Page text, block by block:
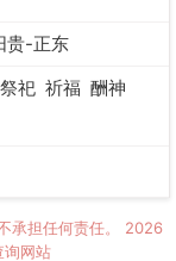
贵-正东
祭祀 祈福 酬神
承担任何责任。 2026
询网站